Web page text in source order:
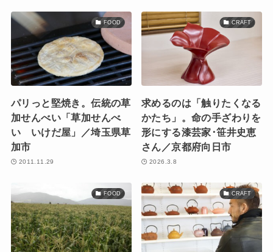
FOOD
パリっと堅焼き。伝統の草
加せんべい「草加せんべ
い いけだ屋」／埼玉県草
加市
2011.11.29
CRAFT
求めるのは「触りたくなる
かたち」。命の手ざわりを
形にする漆芸家･笹井史恵
さん／京都府向日市
2026.3.8
FOOD CRAFT